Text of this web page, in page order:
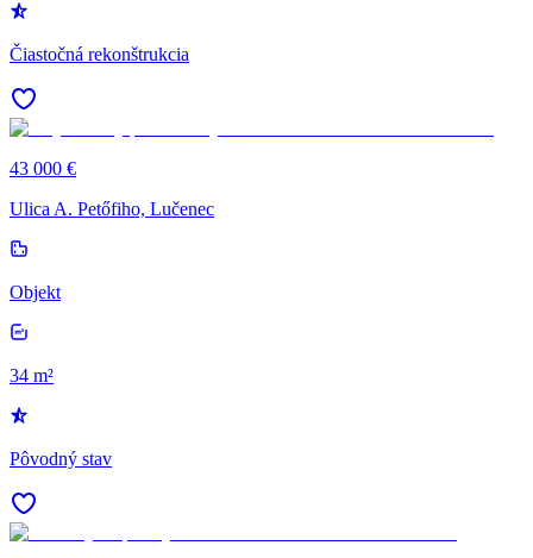
Čiastočná rekonštrukcia
43 000 €
Ulica A. Petőfiho, Lučenec
Objekt
34 m²
Pôvodný stav